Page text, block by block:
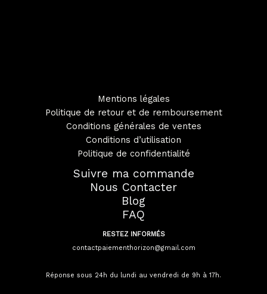
Mentions légales
Politique de retour et de remboursement
Conditions générales de ventes
Conditions d’utilisation
Politique de confidentialité
Suivre ma commande
Nous Contacter
Blog
FAQ
RESTEZ INFORMÉS
contactpaiementhorizon@gmail.com
Réponse sous 24h du lundi au vendredi de 9h à 17h.